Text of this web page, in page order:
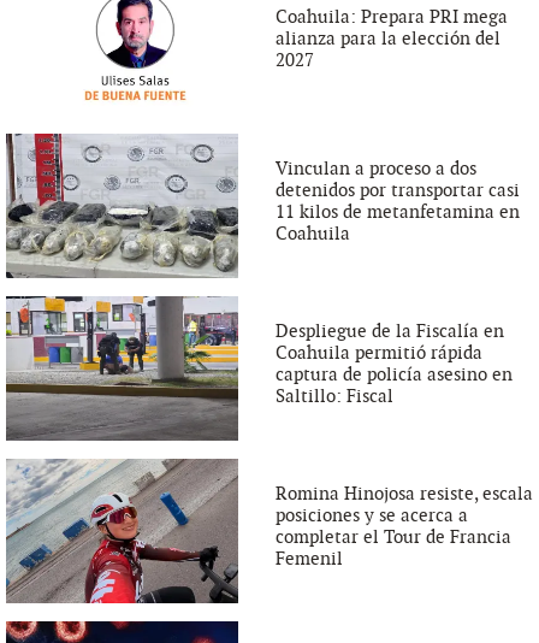
Coahuila: Prepara PRI mega
alianza para la elección del
2027
Vinculan a proceso a dos
detenidos por transportar casi
11 kilos de metanfetamina en
Coahuila
Despliegue de la Fiscalía en
Coahuila permitió rápida
captura de policía asesino en
Saltillo: Fiscal
Romina Hinojosa resiste, escala
posiciones y se acerca a
completar el Tour de Francia
Femenil